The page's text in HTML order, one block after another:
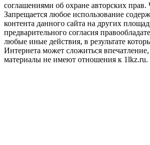
соглашениями об охране авторских прав.
Запрещается любое использование
контента данного сайта на других
предварительного согласия
любые иные действия, в результате
Интернета может сложиться
материалы не имеют отношения к 1lkz.ru.